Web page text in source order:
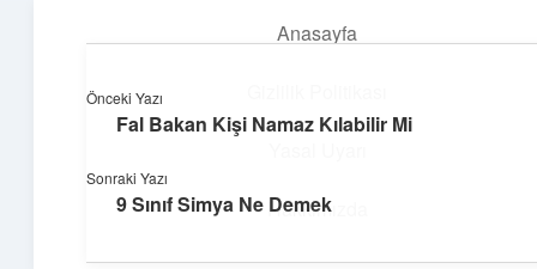
Anasayfa
Hakkımızda
Üretim ve İlham
Yaratıcı projelerle dünyanı inşa et!
Önceki Yazı
Fal Bakan Kişi Namaz Kılabilir Mi
Sonraki Yazı
9 Sınıf Simya Ne Demek